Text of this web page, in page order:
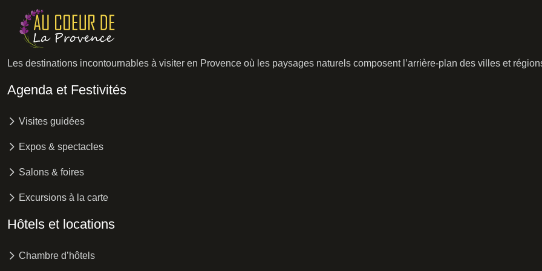
Les destinations incontournables à visiter en Provence où les paysages naturels composent l’arrière-plan des villes et
Agenda et Festivités
Visites guidées
Expos & spectacles
Salons & foires
Excursions à la carte
Hôtels et locations
Chambre d’hôtels